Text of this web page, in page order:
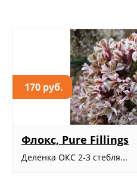
170 руб.
Флокс, Pure Fillings
Деленка ОКС 2-3 стебля...